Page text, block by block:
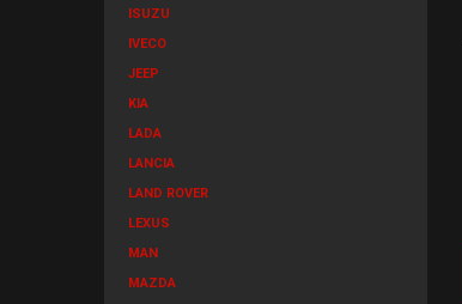
ISUZU
IVECO
JEEP
KIA
LADA
LANCIA
LAND ROVER
LEXUS
MAN
MAZDA